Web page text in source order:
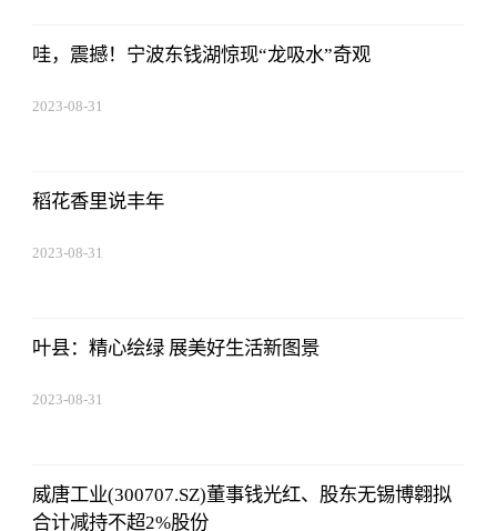
哇，震撼！宁波东钱湖惊现“龙吸水”奇观
2023-08-31
稻花香里说丰年
2023-08-31
叶县：精心绘绿 展美好生活新图景
2023-08-31
威唐工业(300707.SZ)董事钱光红、股东无锡博翱拟
合计减持不超2%股份